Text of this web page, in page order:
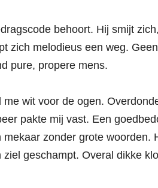
behoort. Hij smijt
zich melodieus een weg.
pure, propere mens.
wit voor de ogen.
pakte mij vast. Een
mekaar zonder grote woorden.
geschampt. Overal dikke